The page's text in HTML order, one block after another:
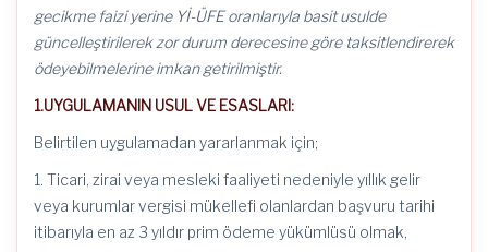
gecikme faizi yerine Yİ-ÜFE oranlarıyla basit usulde
güncelleştirilerek zor durum derecesine göre taksitlendirerek
ödeyebilmelerine imkan getirilmiştir.
1.UYGULAMANIN USUL VE ESASLARI:
Belirtilen uygulamadan yararlanmak için;
1. Ticari, zirai veya mesleki faaliyeti nedeniyle yıllık gelir
veya kurumlar vergisi mükellefi olanlardan başvuru tarihi
itibarıyla en az 3 yıldır prim ödeme yükümlüsü olmak,